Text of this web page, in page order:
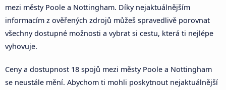
mezi městy Poole a Nottingham. Díky nejaktuálnějším
informacím z ověřených zdrojů můžeš spravedlivě porovnat
všechny dostupné možnosti a vybrat si cestu, která ti nejlépe
vyhovuje.
Ceny a dostupnost 18 spojů mezi městy Poole a Nottingham
se neustále mění. Abychom ti mohli poskytnout nejaktuálnější